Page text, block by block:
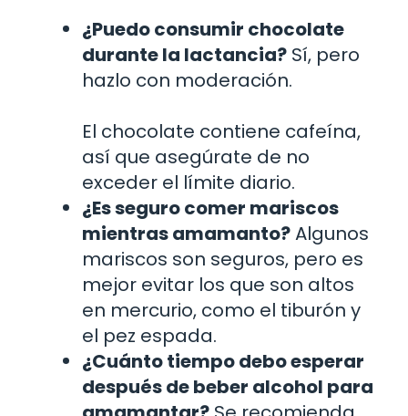
¿Puedo consumir chocolate
durante la lactancia? Sí, pero
hazlo con moderación.
El chocolate contiene cafeína,
así que asegúrate de no
exceder el límite diario.
¿Es seguro comer mariscos
mientras amamanto?Algunos
mariscos son seguros, pero es
mejor evitar los que son altos
en mercurio, como el tiburón y
el pez espada.
¿Cuánto tiempo debo esperar
después de beber alcohol para